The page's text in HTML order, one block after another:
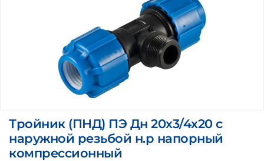
Тройник (ПНД) ПЭ Дн 20х3/4х20 с
наружной резьбой н.р напорный
компрессионный